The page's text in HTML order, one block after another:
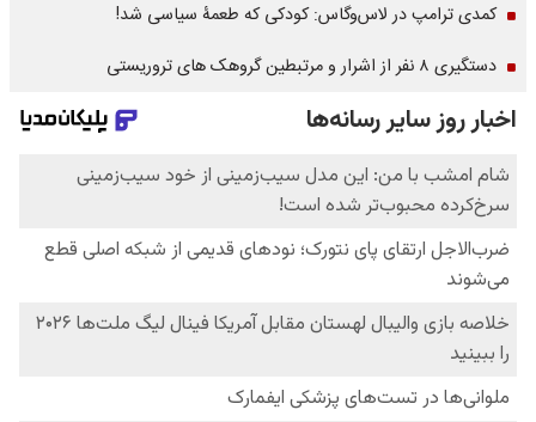
کمدی ترامپ در لاس‌وگاس: کودکی که طعمۀ سیاسی شد!
دستگیری ۸ نفر از اشرار و مرتبطین گروهک های تروریستی